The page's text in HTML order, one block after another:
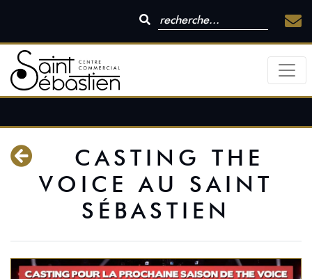
CASTING THE
VOICE AU SAINT
SÉBASTIEN